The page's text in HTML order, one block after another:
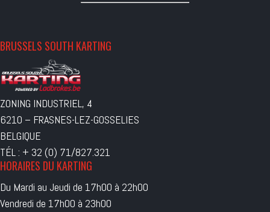
BRUSSELS SOUTH KARTING
ZONING INDUSTRIEL, 4
6210 – FRASNES-LEZ-GOSSELIES
BELGIQUE
TÉL : + 32 (0) 71/827.321
HORAIRES DU KARTING
Du Mardi au Jeudi de 17h00 à 22h00
Vendredi de 17h00 à 23h00